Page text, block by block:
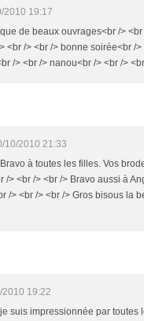
2010 19:17
de beaux ouvrages<br />
<br /> <br /> bonne soirée<br />
/> <br /> nanou<br /> <br />
10/2010 21:33
à toutes les filles. Vos
/> <br /> <br /> Bravo aussi à
/> <br /> <br /> Gros bisous la
2010 19:22
suis impressionnée par toutes